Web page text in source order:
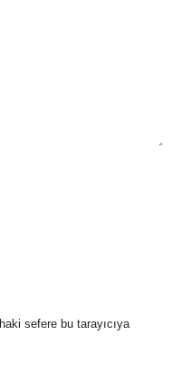
sefere bu tarayıcıya